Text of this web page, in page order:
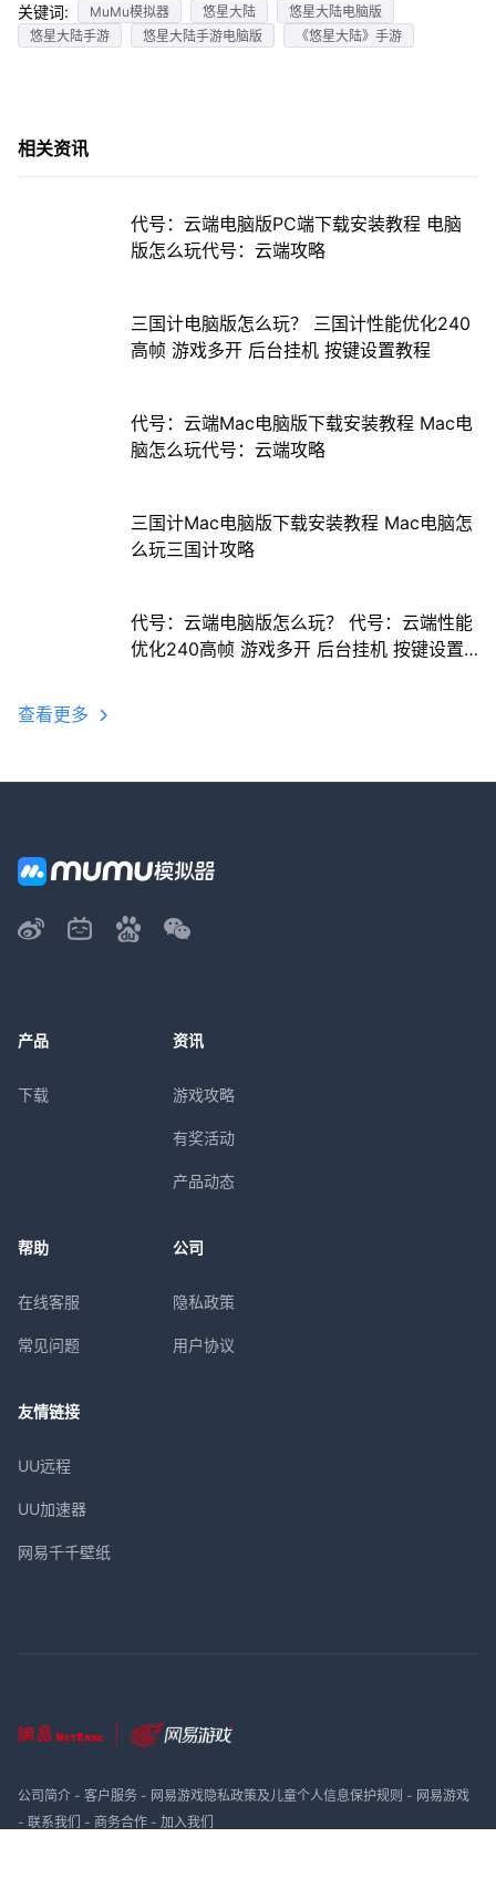
关键词: MuMu模拟器 悠星大陆
悠星大陆电脑版
悠星大陆手游
悠星大陆手游电脑版 《悠星大陆》手游
相关资讯
代号：云端电脑版PC端下载安装教程 电脑
版怎么玩代号：云端攻略
三国计电脑版怎么玩？ 三国计性能优化240
高帧 游戏多开 后台挂机 按键设置教程
代号：云端Mac电脑版下载安装教程 Mac电
脑怎么玩代号：云端攻略
三国计Mac电脑版下载安装教程 Mac电脑怎
么玩三国计攻略
代号：云端电脑版怎么玩？ 代号：云端性能
优化240高帧 游戏多开 后台挂机 按键设置
查看更多
产品
下载
资讯
游戏攻略
有奖活动
产品动态
帮助
在线客服
常见问题
公司
隐私政策
用户协议
友情链接
UU远程
UU加速器
网易千千壁纸
公司简介- 客户服务- 网易游戏隐私政策及儿童个人信息保护规则 - 网易游戏
- 联系我们 - 商务合作- 加入我们